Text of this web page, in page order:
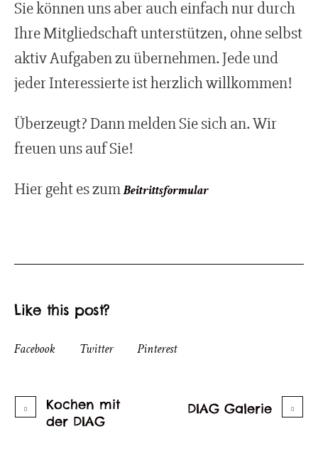
Sie können uns aber auch einfach nur durch
Ihre Mitgliedschaft unterstützen, ohne selbst
aktiv Aufgaben zu übernehmen. Jede und
jeder Interessierte ist herzlich willkommen!
Überzeugt? Dann melden Sie sich an. Wir
freuen uns auf Sie!
Hier geht es zumBeitrittsformular
Like this post?
Facebook Twitter Pinterest
Kochen mit
der DIAG
DIAG Galerie